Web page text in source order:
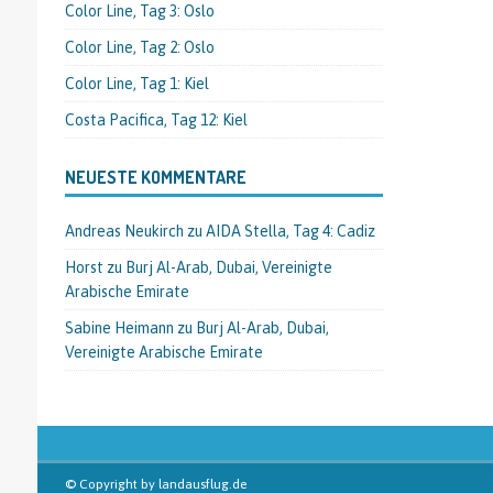
Color Line, Tag 3: Oslo
Color Line, Tag 2: Oslo
Color Line, Tag 1: Kiel
Costa Pacifica, Tag 12: Kiel
NEUESTE KOMMENTARE
Andreas Neukirch zu AIDA Stella, Tag 4: Cadiz
Horst zu Burj Al-Arab, Dubai, Vereinigte
Arabische Emirate
Sabine Heimann zu Burj Al-Arab, Dubai,
Vereinigte Arabische Emirate
© Copyright by landausflug.de